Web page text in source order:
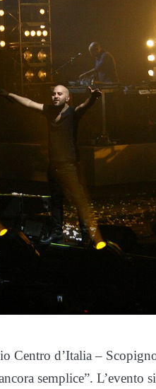
Centro d’Italia –
semplice”. L’evento